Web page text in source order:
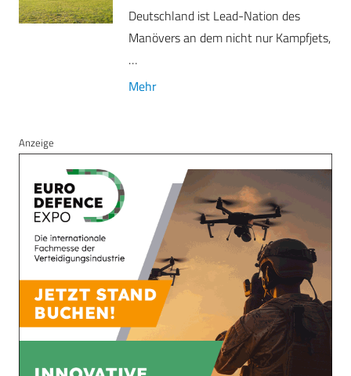
Deutschland ist Lead-Nation des
Manövers an dem nicht nur Kampfjets,
…
Mehr
Anzeige